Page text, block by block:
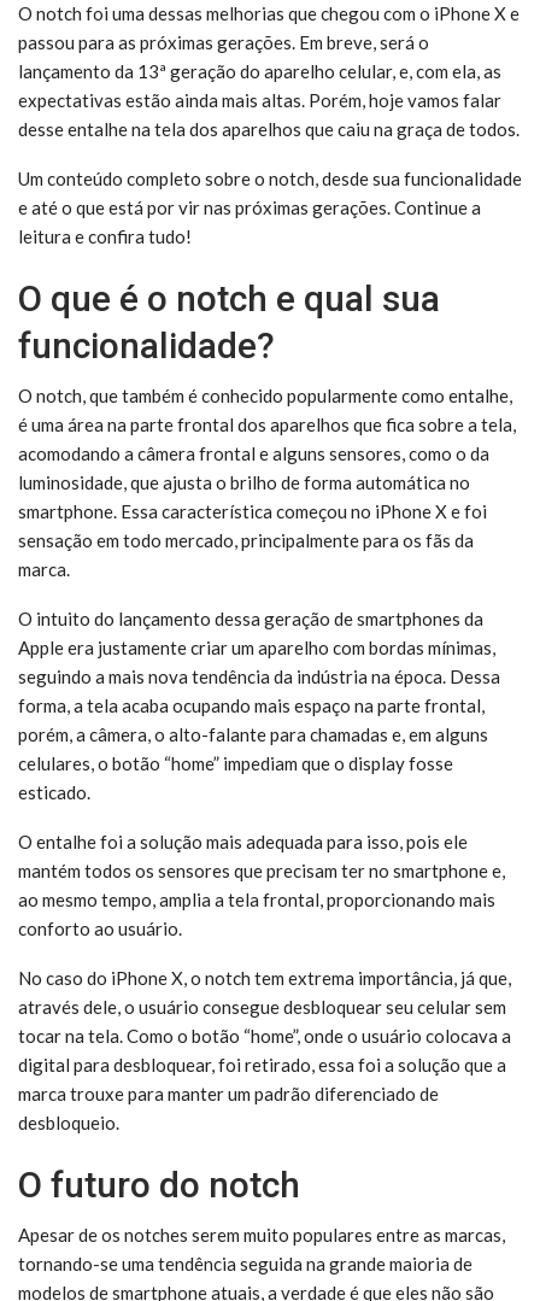
O notch foi uma dessas melhorias que chegou com o iPhone X e
passou para as próximas gerações. Em breve, será o
lançamento da 13ª geração do aparelho celular, e, com ela, as
expectativas estão ainda mais altas. Porém, hoje vamos falar
desse entalhe na tela dos aparelhos que caiu na graça de todos.
Um conteúdo completo sobre o notch, desde sua funcionalidade
e até o que está por vir nas próximas gerações. Continue a
leitura e confira tudo!
O que é o notch e qual sua
funcionalidade?
O notch, que também é conhecido popularmente como entalhe,
é uma área na parte frontal dos aparelhos que fica sobre a tela,
acomodando a câmera frontal e alguns sensores, como o da
luminosidade, que ajusta o brilho de forma automática no
smartphone. Essa característica começou no iPhone X e foi
sensação em todo mercado, principalmente para os fãs da
marca.
O intuito do lançamento dessa geração de smartphones da
Apple era justamente criar um aparelho com bordas mínimas,
seguindo a mais nova tendência da indústria na época. Dessa
forma, a tela acaba ocupando mais espaço na parte frontal,
porém, a câmera, o alto-falante para chamadas e, em alguns
celulares, o botão “home” impediam que o display fosse
esticado.
O entalhe foi a solução mais adequada para isso, pois ele
mantém todos os sensores que precisam ter no smartphone e,
ao mesmo tempo, amplia a tela frontal, proporcionando mais
conforto ao usuário.
No caso do iPhone X, o notch tem extrema importância, já que,
através dele, o usuário consegue desbloquear seu celular sem
tocar na tela. Como o botão “home”, onde o usuário colocava a
digital para desbloquear, foi retirado, essa foi a solução que a
marca trouxe para manter um padrão diferenciado de
desbloqueio.
O futuro do notch
Apesar de os notches serem muito populares entre as marcas,
tornando-se uma tendência seguida na grande maioria de
modelos de smartphone atuais, a verdade é que eles não são